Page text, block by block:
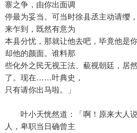
寨之争，由你出面调
停最为妥当。可当时徐县丞主动请缨
来乍到，既然有意为
本县分忧，那就让他去吧，毕竟他是
却他的颜面。谁料那
些化外之民无视王法、藐视朝廷，居
了。现在……叶典史，
只有请你出马啦。」
叶小天恍然道：「啊！原来大人说
人，卑职当日确曾主